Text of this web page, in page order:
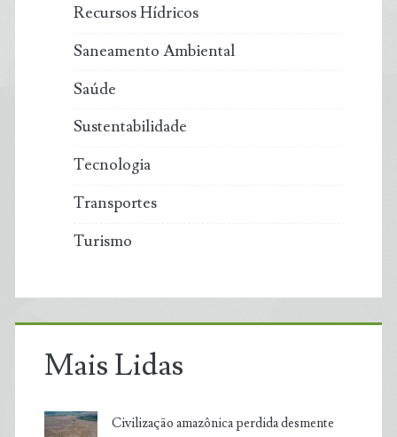
Recursos Hídricos
Saneamento Ambiental
Saúde
Sustentabilidade
Tecnologia
Transportes
Turismo
Mais Lidas
Civilização amazônica perdida desmente